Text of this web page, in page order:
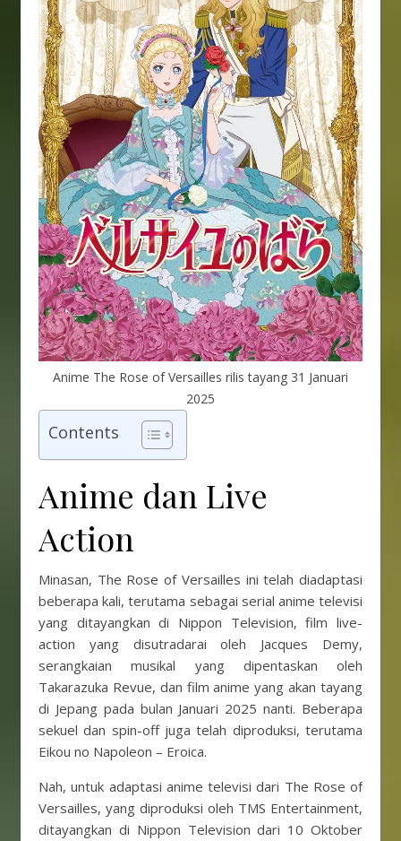
Anime The Rose of Versailles rilis tayang 31 Januari
2025
Contents
Anime dan Live
Action
Minasan, The Rose of Versailles ini telah diadaptasi
beberapa kali, terutama sebagai serial anime televisi
yang ditayangkan di Nippon Television, film live-
action yang disutradarai oleh Jacques Demy,
serangkaian musikal yang dipentaskan oleh
Takarazuka Revue, dan film anime yang akan tayang
di Jepang pada bulan Januari 2025 nanti. Beberapa
sekuel dan spin-off juga telah diproduksi, terutama
Eikou no Napoleon – Eroica.
Nah, untuk adaptasi anime televisi dari The Rose of
Versailles, yang diproduksi oleh TMS Entertainment,
ditayangkan di Nippon Television dari 10 Oktober